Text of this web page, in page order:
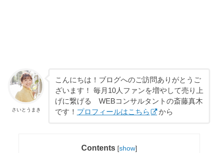
さいとうまき
こんにちは！ブログへのご訪問ありがとうご
ざいます！ 毎月10人ファンを増やして売り上
げに繋げる WEBコンサルタントの斎藤真木
です！ プロフィールはこちら から
Contents [show]